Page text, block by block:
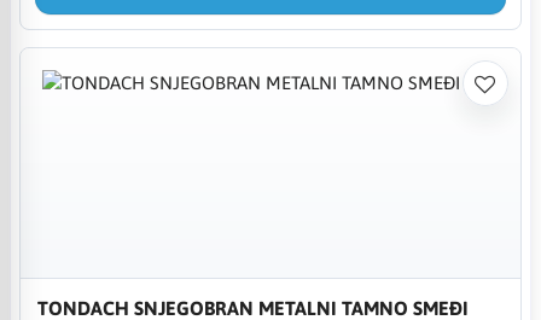
TONDACH SNJEGOBRAN METALNI TAMNO SMEĐI